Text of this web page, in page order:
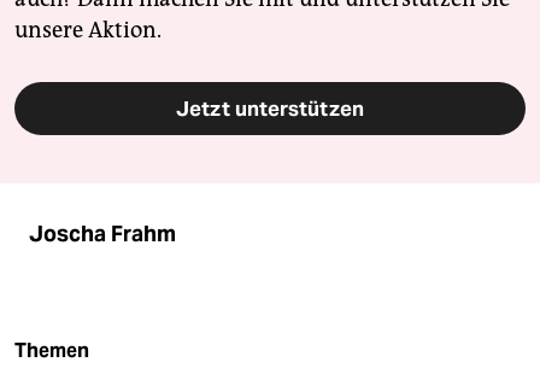
unsere Aktion.
Jetzt unterstützen
Joscha Frahm
Themen